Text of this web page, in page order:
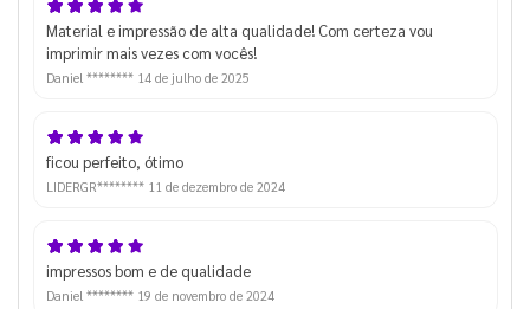
Material e impressão de alta qualidade! Com certeza vou
imprimir mais vezes com vocês!
Daniel ******** 14 de julho de 2025
ficou perfeito, ótimo
LIDERGR******** 11 de dezembro de 2024
impressos bom e de qualidade
Daniel ******** 19 de novembro de 2024